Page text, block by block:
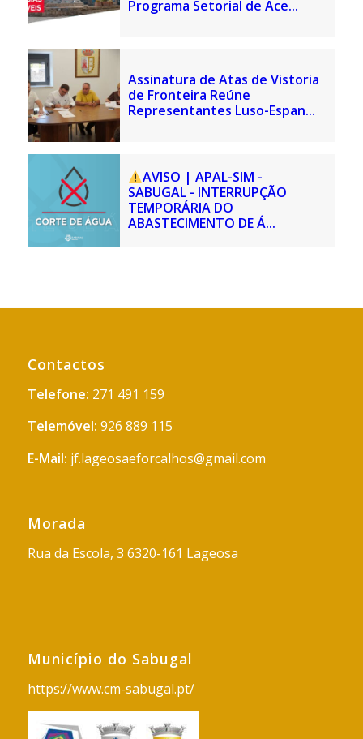
Programa Setorial de Ace...
Assinatura de Atas de Vistoria
de Fronteira Reúne
Representantes Luso-Espan...
AVISO | APAL-SIM -
SABUGAL - INTERRUPÇÃO
TEMPORÁRIA DO
ABASTECIMENTO DE Á...
Contactos
Telefone: 271 491 159
Telemóvel: 926 889 115
E-Mail: jf.lageosaeforcalhos@gmail.com
Morada
Rua da Escola, 3 6320-161 Lageosa
Município do Sabugal
https://www.cm-sabugal.pt/